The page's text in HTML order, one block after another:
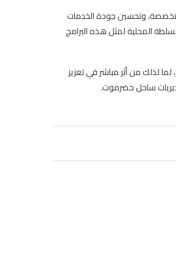
وتحسين جودة الخدمات
المحلية لمثل هذه البرامج
لذلك من أثر مباشر في تعزيز
ساحل حضرموت.